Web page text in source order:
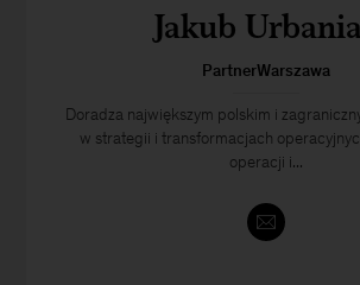
Jakub
PartnerWarszawa
Doradza największym polskim i
w strategii i transformacjach
operacji i...